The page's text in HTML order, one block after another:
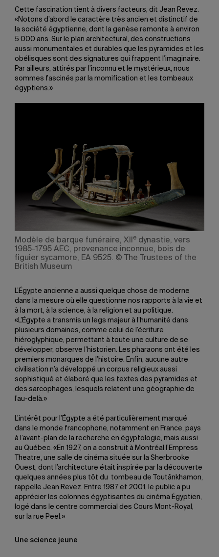
Cette fascination tient à divers facteurs, dit Jean Revez.
«Notons d’abord le caractère très ancien et distinctif de
la société égyptienne, dont la genèse remonte à environ
5 000 ans. Sur le plan architectural, des constructions
aussi monumentales et durables que les pyramides et les
obélisques sont des signatures qui frappent l’imaginaire.
Par ailleurs, attirés par l’inconnu et le mystérieux, nous
sommes fascinés par la momification et les tombeaux
égyptiens.»
Modèle de barque funéraire, XIIe dynastie, vers
1985-1795 AEC, provenance inconnue, bois de
figuier sycamore, EA 9525. © The Trustees of the
British Museum
L’Égypte ancienne a aussi quelque chose de moderne
dans la mesure où elle questionne nos rapports à la vie et
à la mort, à la science, à la religion et au politique.
«L’Égypte a transmis un legs majeur à l’humanité dans
plusieurs domaines, comme celui de l’écriture
hiéroglyphique, permettant à toute une culture de se
développer, observe l’historien. Les pharaons ont été les
premiers monarques de l’histoire. Enfin, aucune autre
civilisation n’a développé un corpus religieux aussi
sophistiqué et élaboré que les textes des pyramides et
des sarcophages, lesquels relatent une géographie de
l’au-delà.»
L’intérêt pour l’Égypte a été particulièrement marqué
dans le monde francophone, notamment en France, pays
à l’avant-plan de la recherche en égyptologie, mais aussi
au Québec. «En 1927, on a construit à Montréal l’Empress
Theatre, une salle de cinéma située sur la Sherbrooke
Ouest, dont l’architecture était inspirée par la découverte
quelques années plus tôt du tombeau de Toutânkhamon,
rappelle Jean Revez. Entre 1987 et 2001, le public a pu
apprécier les colonnes égyptisantes du cinéma Égyptien,
logé dans le centre commercial des Cours Mont-Royal,
sur la rue Peel.»
Une science jeune